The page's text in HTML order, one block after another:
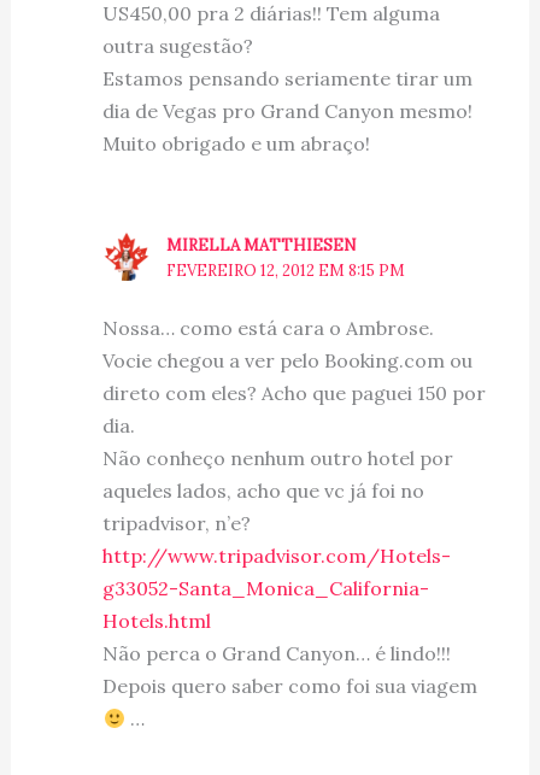
US450,00 pra 2 diárias!! Tem alguma
outra sugestão?
Estamos pensando seriamente tirar um
dia de Vegas pro Grand Canyon mesmo!
Muito obrigado e um abraço!
MIRELLA MATTHIESEN
FEVEREIRO 12, 2012 EM 8:15 PM
Nossa… como está cara o Ambrose.
Vocie chegou a ver pelo Booking.com ou
direto com eles? Acho que paguei 150 por
dia.
Não conheço nenhum outro hotel por
aqueles lados, acho que vc já foi no
tripadvisor, n’e?
http://www.tripadvisor.com/Hotels-
g33052-Santa_Monica_California-
Hotels.html
Não perca o Grand Canyon… é lindo!!!
Depois quero saber como foi sua viagem
…